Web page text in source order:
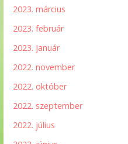
2023. március
2023. február
2023. január
2022. november
2022. október
2022. szeptember
2022. július